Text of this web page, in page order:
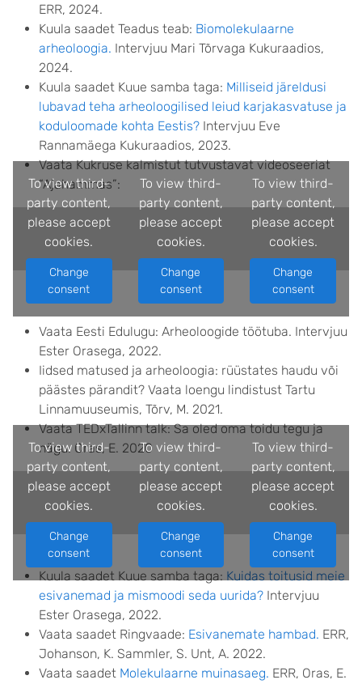
ERR, 2024.
Kuula saadet Teadus teab: Biomolekulaarne
arheoloogia. Intervjuu Mari Tõrvaga Kukuraadios,
2024.
Kuula saadet Kuue samba taga: Milliseid järeldusi
lubavad teha arheoloogilised leiud karjakasvatuse ja
koduloomade kohta Eestis? Intervjuu Eve
Rannamäega Kukuraadios, 2023.
Vaata Kukruse kalmistut tutvustavat videoseeriat
“Ajahammas”:
To view third-
party content,
please accept
cookies.
Change
consent
To view third-
party content,
please accept
cookies.
Change
consent
To view third-
party content,
please accept
cookies.
Change
consent
Vaata Eesti Edulugu: Arheoloogide töötuba. Intervjuu
Ester Orasega, 2022.
Iidsed matused ja arheoloogia: rüüstates haudu või
päästes pärandit? Vaata loengu lindistust Tartu
Linnamuuseumis, Tõrv, M. 2021.
Vaata TEDxTallinn talk: Sa oled oma toidu tegu ja
nägu. Oras, E. 2020
To view third-
party content,
please accept
cookies.
Change
consent
To view third-
party content,
please accept
cookies.
Change
consent
To view third-
party content,
please accept
cookies.
Change
consent
Kuula saadet Kuue samba taga: Kuidas toitusid meie
esivanemad ja mismoodi seda uurida? Intervjuu
Ester Orasega, 2022.
Vaata saadet Ringvaade: Esivanemate hambad. ERR,
Johanson, K. Sammler, S. Unt, A. 2022.
Vaata saadet Molekulaarne muinasaeg. ERR, Oras, E.